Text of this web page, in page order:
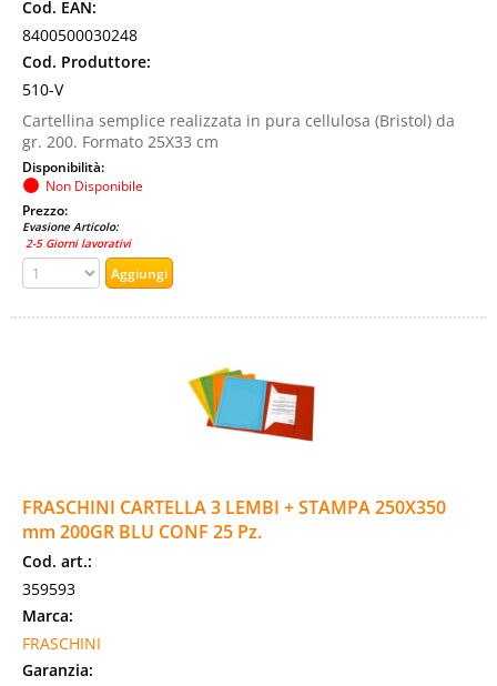
Cod. EAN:
8400500030248
Cod. Produttore:
510-V
Cartellina semplice realizzata in pura cellulosa (Bristol) da
gr. 200. Formato 25X33 cm
Disponibilità:
Non Disponibile
Prezzo:
Evasione Articolo:
2-5 Giorni lavorativi
FRASCHINI CARTELLA 3 LEMBI + STAMPA 250X350
mm 200GR BLU CONF 25 Pz.
Cod. art.:
359593
Marca:
FRASCHINI
Garanzia: